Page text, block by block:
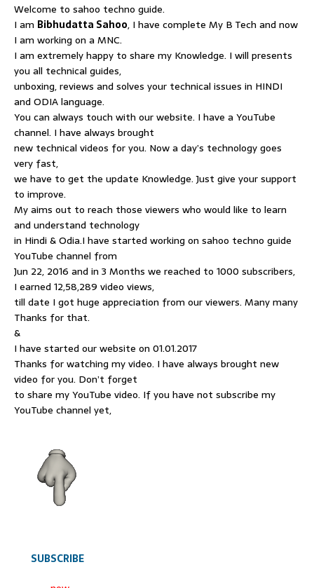
Welcome to sahoo techno guide.
I am Bibhudatta Sahoo, I have complete My B Tech and now
I am working on a MNC.
I am extremely happy to share my Knowledge. I will presents
you all technical guides,
unboxing, reviews and solves your technical issues in HINDI
and ODIA language.
You can always touch with our website. I have a YouTube
channel. I have always brought
new technical videos for you. Now a day’s technology goes
very fast,
we have to get the update Knowledge. Just give your support
to improve.
My aims out to reach those viewers who would like to learn
and understand technology
in Hindi & Odia.I have started working on sahoo techno guide
YouTube channel from
Jun 22, 2016 and in 3 Months we reached to 1000 subscribers,
I earned 12,58,289 video views,
till date I got huge appreciation from our viewers. Many many
Thanks for that.
&
I have started our website on 01.01.2017
Thanks for watching my video. I have always brought new
video for you. Don’t forget
to share my YouTube video. If you have not subscribe my
YouTube channel yet,
SUBSCRIBE